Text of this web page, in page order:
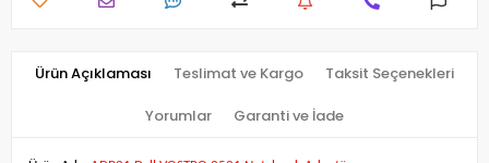
Ürün Açıklaması Teslimat ve Kargo Taksit Seçenekleri
Yorumlar Garanti ve İade